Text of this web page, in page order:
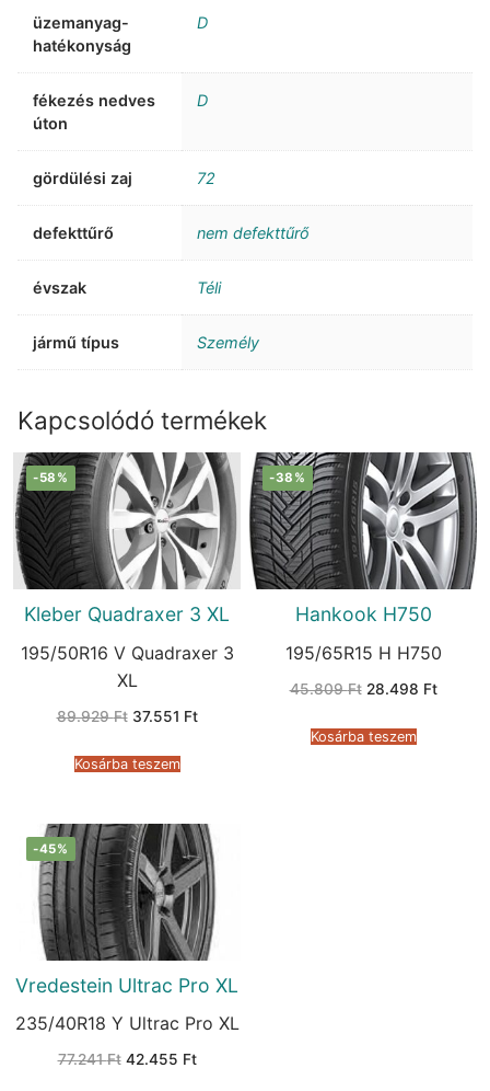
üzemanyag-
hatékonyság
D
fékezés nedves
úton
D
gördülési zaj 72
defekttűrő nem defekttűrő
évszak Téli
jármű típus Személy
Kapcsolódó termékek
-58%
Kleber Quadraxer 3 XL
195/50R16 V Quadraxer 3
XL
89.929Ft Original
89.929 Ft.
37.551 FtCurrent
Kosárba teszem
-38%
Hankook H750
195/65R15 H H750
45.809Ft Original
45.809 Ft.
28.498 FtCurrent
Kosárba teszem
-45%
Vredestein Ultrac Pro XL
235/40R18 Y Ultrac Pro XL
77.241Ft Original
42.455 FtCurrent